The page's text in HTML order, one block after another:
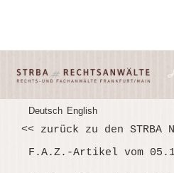
Deutsch English
<< zurück zu den STRBA
F.A.Z.-Artikel vom